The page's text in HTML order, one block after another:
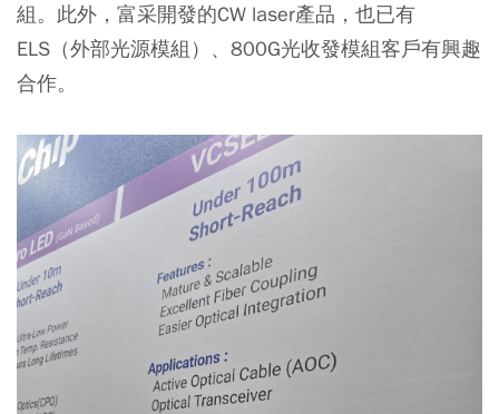
組。此外，富采開發的CW laser產品，也已有
ELS（外部光源模組）、800G光收發模組客戶有興趣
合作。